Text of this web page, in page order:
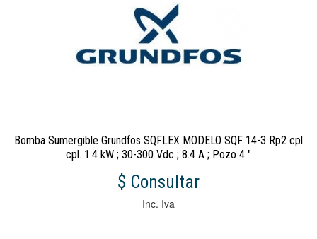
Bomba Sumergible Grundfos SQFLEX MODELO SQF 14-3 Rp2 cpl
cpl. 1.4 kW ; 30-300 Vdc ; 8.4 A ; Pozo 4 "
$ Consultar
Inc. Iva